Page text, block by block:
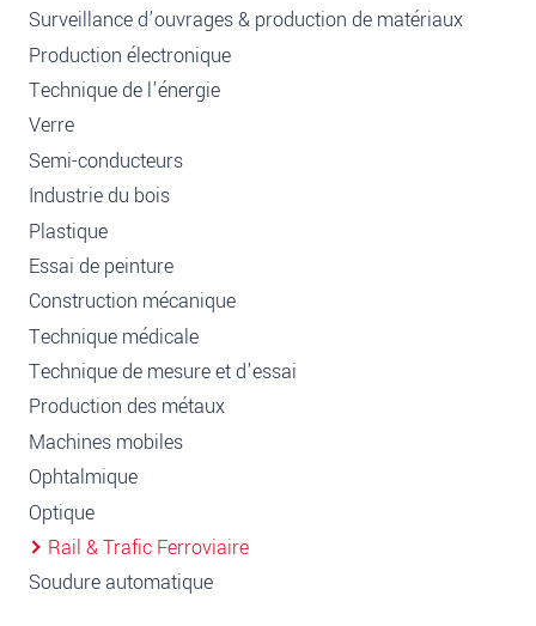
Surveillance d’ouvrages & production de matériaux
Production électronique
Technique de l'énergie
Verre
Semi-conducteurs
Industrie du bois
Plastique
Essai de peinture
Construction mécanique
Technique médicale
Technique de mesure et d'essai
Production des métaux
Machines mobiles
Ophtalmique
Optique
Rail & Trafic Ferroviaire
Soudure automatique